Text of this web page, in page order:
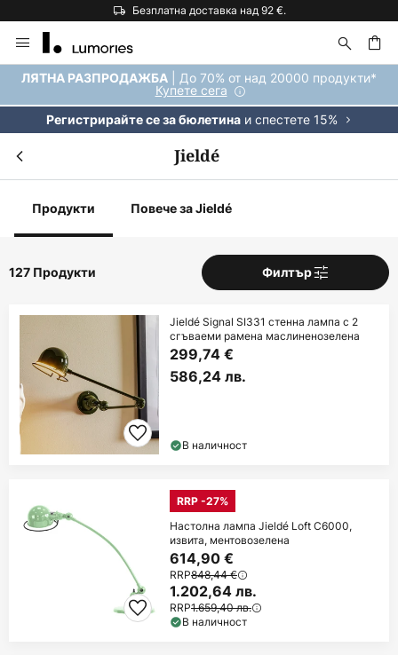
Безплатна доставка над 92 €.
Прескачане
към
съдържанието
ЛЯТНА РАЗПРОДАЖБА | До 70% от над 20000 продукти*
Купете сега
Регистрирайте се за бюлетинаи спестете 15%
Jieldé
Продукти Повече за Jieldé
127 Продукти Филтър
Jieldé Signal SI331 стенна лампа с 2
сгъваеми рамена маслиненозелена
299,74 €
586,24 лв.
В наличност
RRP -27%
Настолна лампа Jieldé Loft C6000,
извита, ментовозелена
614,90 €
RRP848,44 €
1.202,64 лв.
RRP1.659,40 лв.
В наличност